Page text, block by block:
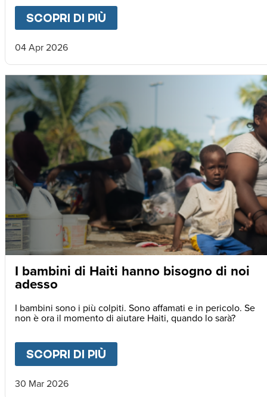
SCOPRI DI PIÙ
04 Apr 2026
I bambini di Haiti hanno bisogno di noi
adesso
I bambini sono i più colpiti. Sono affamati e in pericolo. Se
non è ora il momento di aiutare Haiti, quando lo sarà?
SCOPRI DI PIÙ
30 Mar 2026